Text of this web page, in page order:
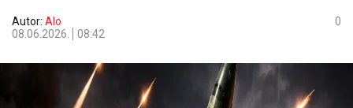
Autor: Alo
08.06.2026.
08:42
0